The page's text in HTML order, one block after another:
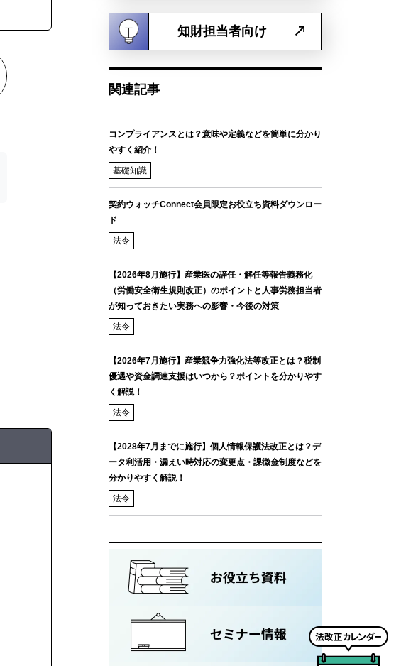
知財担当者向け
関連記事
コンプライアンスとは？意味や定義などを簡単に分かり
やすく紹介！
基礎知識
契約ウォッチConnect会員限定お役立ち資料ダウンロー
ド
法令
【2026年8月施行】産業医の辞任・解任等報告義務化
（労働安全衛生規則改正）のポイントと人事労務担当者
が知っておきたい実務への影響・今後の対策
法令
【2026年7月施行】産業競争力強化法等改正とは？税制
優遇や資金調達支援はいつから？ポイントを分かりやす
く解説！
法令
【2028年7月までに施行】個人情報保護法改正とは？デ
ータ利活用・漏えい時対応の変更点・課徴金制度などを
分かりやすく解説！
法令
法
改